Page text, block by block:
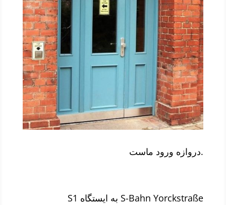
دروازه ورود ماست.
S1 به ایستگاه S-Bahn Yorckstraße